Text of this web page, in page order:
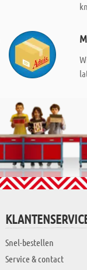
Snel-bestellen
Service & contact